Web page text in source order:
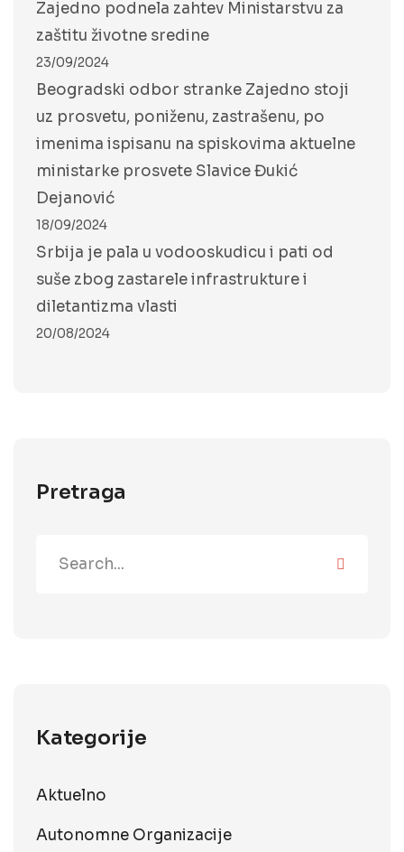
Zajedno podnela zahtev Ministarstvu za
zaštitu životne sredine
23/09/2024
Beogradski odbor stranke Zajedno stoji
uz prosvetu, poniženu, zastrašenu, po
imenima ispisanu na spiskovima aktuelne
ministarke prosvete Slavice Đukić
Dejanović
18/09/2024
Srbija je pala u vodooskudicu i pati od
suše zbog zastarele infrastrukture i
diletantizma vlasti
20/08/2024
Pretraga
Kategorije
Aktuelno
Autonomne Organizacije